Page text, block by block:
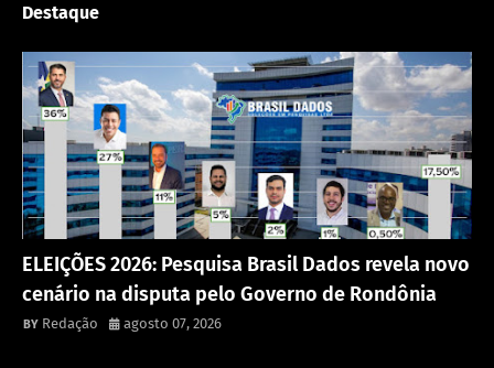
Destaque
ELEIÇÕES 2026: Pesquisa Brasil Dados revela novo
cenário na disputa pelo Governo de Rondônia
Redação agosto 07, 2026